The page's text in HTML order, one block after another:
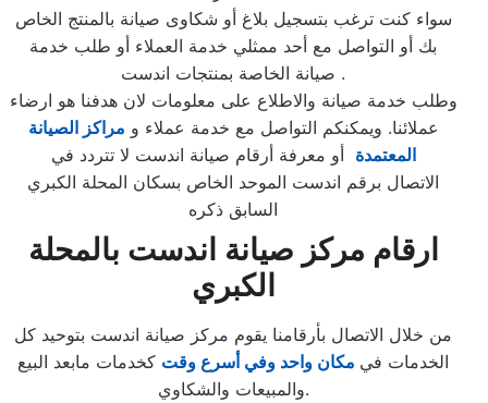
سواء كنت ترغب بتسجيل بلاغ أو شكاوى صيانة بالمنتج الخاص
بك أو التواصل مع أحد ممثلي خدمة العملاء أو طلب خدمة
صيانة الخاصة بمنتجات اندست .
وطلب خدمة صيانة والاطلاع على معلومات لان هدفنا هو ارضاء
عملائنا. ويمكنكم التواصل مع خدمة عملاء و مراكز الصيانة
المعتمدة أو معرفة أرقام صيانة اندست لا تتردد في
الاتصال برقم اندست الموحد الخاص بسكان المحلة الكبري
السابق ذكره
ارقام مركز صيانة اندست بالمحلة
الكبري
من خلال الاتصال بأرقامنا يقوم مركز صيانة اندست بتوحيد كل
الخدمات في مكان واحد وفي أسرع وقت كخدمات مابعد البيع
والمبيعات والشكاوي.